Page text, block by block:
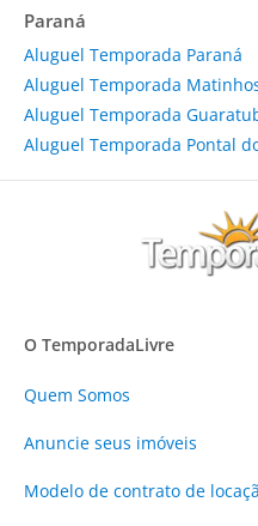
Paraná
Aluguel Temporada Paraná
Aluguel Temporada
Aluguel Temporada
Aluguel Temporada Pontal
O TemporadaLivre
Quem Somos
Anuncie seus imóveis
Modelo de contrato de